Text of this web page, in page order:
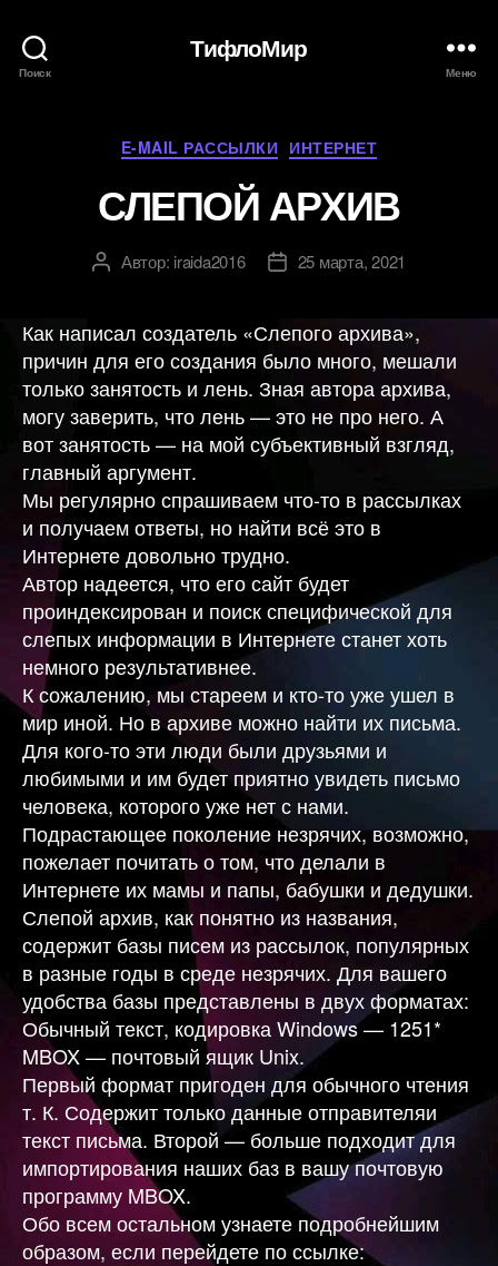
Поиск
ТифлоМир
Меню
Рубрики
E-MAIL РАССЫЛКИ ИНТЕРНЕТ
СЛЕПОЙ АРХИВ
АвторАвтор: iraida2016
Дата25 марта, 2021
Как написал создатель «Слепого архива»,
причин для его создания было много, мешали
только занятость и лень. Зная автора архива,
могу заверить, что лень — это не про него. А
вот занятость — на мой субъективный взгляд,
главный аргумент.
Мы регулярно спрашиваем что-то в рассылках
и получаем ответы, но найти всё это в
Интернете довольно трудно.
Автор надеется, что его сайт будет
проиндексирован и поиск специфической для
слепых информации в Интернете станет хоть
немного результативнее.
К сожалению, мы стареем и кто-то уже ушел в
мир иной. Но в архиве можно найти их письма.
Для кого-то эти люди были друзьями и
любимыми и им будет приятно увидеть письмо
человека, которого уже нет с нами.
Подрастающее поколение незрячих, возможно,
пожелает почитать о том, что делали в
Интернете их мамы и папы, бабушки и дедушки.
Слепой архив, как понятно из названия,
содержит базы писем из рассылок, популярных
в разные годы в среде незрячих. Для вашего
удобства базы представлены в двух форматах:
Обычный текст, кодировка Windows — 1251*
MBOX — почтовый ящик Unix.
Первый формат пригоден для обычного чтения
т. К. Содержит только данные отправителяи
текст письма. Второй — больше подходит для
импортирования наших баз в вашу почтовую
программу MBOX.
Обо всем остальном узнаете подробнейшим
образом, если перейдете по ссылке: